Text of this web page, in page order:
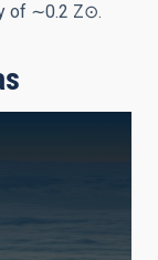
of ∼0.2 Z⊙.